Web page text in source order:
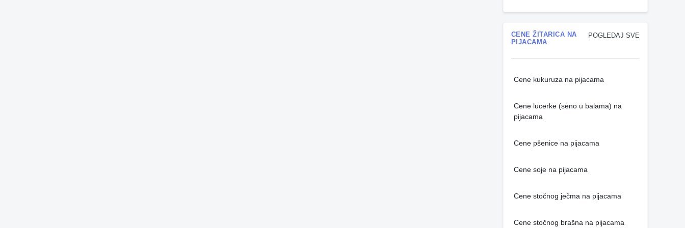
POGLEDAJ SVE
CENE ŽITARICA NA
PIJACAMA
Cene kukuruza na pijacama
Cene lucerke (seno u balama) na
pijacama
Cene pšenice na pijacama
Cene soje na pijacama
Cene stočnog ječma na pijacama
Cene stočnog brašna na pijacama